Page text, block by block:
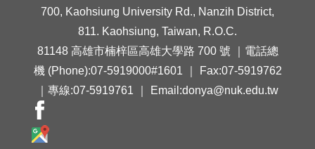
700, Kaohsiung University Rd., Nanzih District,
811. Kaohsiung, Taiwan, R.O.C.
81148 高雄市楠梓區高雄大學路 700 號 ｜電話總
機 (Phone):07-5919000#1601 ｜ Fax:07-5919762
｜專線:07-5919761 ｜ Email:donya@nuk.edu.tw